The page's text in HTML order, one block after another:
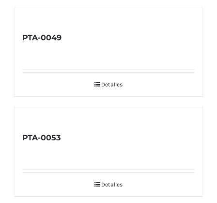
PTA-0049
Detalles
PTA-0053
Detalles